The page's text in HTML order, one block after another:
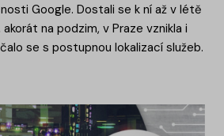
Google. Dostali se k ní až v létě
na podzim, v Praze vznikla i
se s postupnou lokalizací služeb.